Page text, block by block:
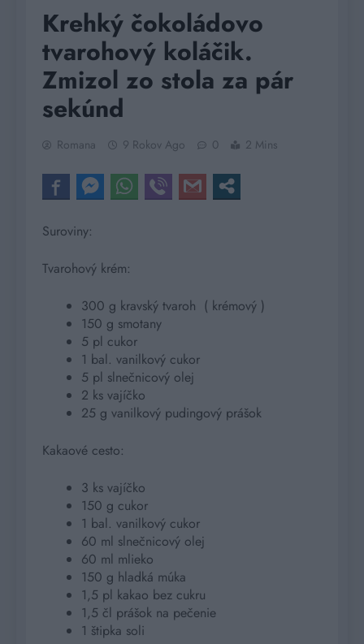
Krehký čokoládovo
tvarohový koláčik.
Zmizol zo stola za pár
sekúnd
Romana 9 Rokov Ago 0 2 Mins
Suroviny:
Tvarohový krém:
300 g kravský tvaroh ( krémový )
150 g smotany
5 pl cukor
1 bal. vanilkový cukor
5 pl slnečnicový olej
2 ks vajíčko
25 g vanilkový pudingový prášok
Kakaové cesto:
3 ks vajíčko
150 g cukor
1 bal. vanilkový cukor
60 ml slnečnicový olej
60 ml mlieko
150 g hladká múka
1,5 pl kakao bez cukru
1,5 čl prášok na pečenie
1 štipka soli